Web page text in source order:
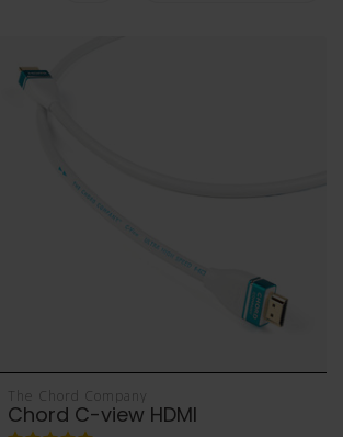
The Chord Company
Chord C-view HDMI